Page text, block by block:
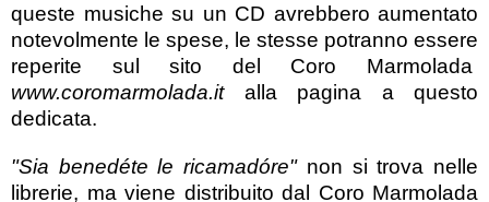
queste musiche su un CD avrebbero aumentato
notevolmente le spese, le stesse potranno essere
reperite sul sito del Coro Marmolada
www.coromarmolada.italla pagina a questo
dedicata.
"Sia benedéte le ricamadóre"non si trova nelle
librerie, ma viene distribuito dal Coro Marmolada